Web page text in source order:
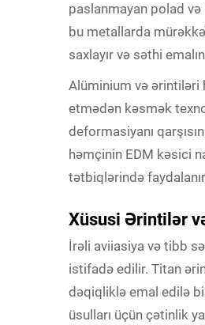
paslanmayan polad
bu metallarda
saxlayır və səthi
Alüminium və ərintiləri
etmədən kəsmək
deformasiyanı
həmçinin EDM kəsici
tətbiqlərində
Xüsusi Ərintilər
İrəli aviiasiya və tibb
istifadə edilir. Titan
dəqiqliklə emal edilə
üsulları üçün çətinlik